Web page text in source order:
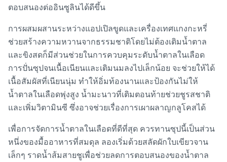
ตอบสนองต่ออินซูลินได้ดีขึ้น
การผสมผสานระหว่างแอปเปิลขูดและเครื่องเทศแกงกะหรี่
ช่วยสร้างความหวานจากธรรมชาติโดยไม่ต้องเติมน้ำตาล
และขิงสดก็มีส่วนช่วยในการควบคุมระดับน้ำตาลในเลือด
การปั่นซุปจนเนื้อเนียนและเติมนมลงไปเล็กน้อย จะช่วยให้ได้
เนื้อสัมผัสที่เนียนนุ่ม ทำให้อิ่มท้องนานและป้องกันไม่ให้
น้ำตาลในเลือดพุ่งสูง น้ำมะนาวที่เติมตอนท้ายช่วยชูรสชาติ
และเพิ่มวิตามินซี ซึ่งอาจช่วยเรื่องการเผาผลาญกลูโคสได้
เพื่อการจัดการน้ำตาลในเลือดที่ดีที่สุด ควรทานซุปนี้เป็นส่วน
หนึ่งของมื้ออาหารที่สมดุล ลองเริ่มด้วยสลัดผักใบเขียวจาน
เล็กๆ ราดน้ำส้มสายชูเพื่อช่วยลดการตอบสนองของน้ำตาล